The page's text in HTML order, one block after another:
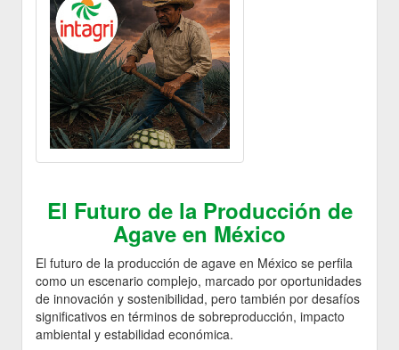
El Futuro de la Producción de
Agave en México
El futuro de la producción de agave en México se perfila
como un escenario complejo, marcado por oportunidades
de innovación y sostenibilidad, pero también por desafíos
significativos en términos de sobreproducción, impacto
ambiental y estabilidad económica.